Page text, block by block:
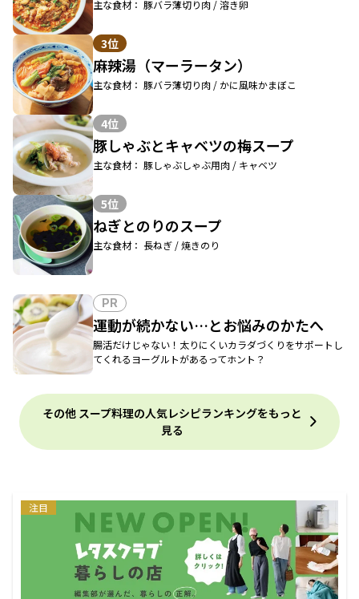
主な食材： 豚バラ薄切り肉 / 溶き卵
3位
麻辣湯（マーラータン）
主な食材： 豚バラ薄切り肉 / かに風味かまぼこ
4位
豚しゃぶとキャベツの梅スープ
主な食材： 豚しゃぶしゃぶ用肉 / キャベツ
5位
ねぎとのりのスープ
主な食材： 長ねぎ / 焼きのり
PR
運動が続かない…とお悩みのかたへ
腸活だけじゃない！太りにくいカラダづくりをサポートし
てくれるヨーグルトがあるってホント？
その他 スープ料理の人気レシピランキングをもっと
見る
注目